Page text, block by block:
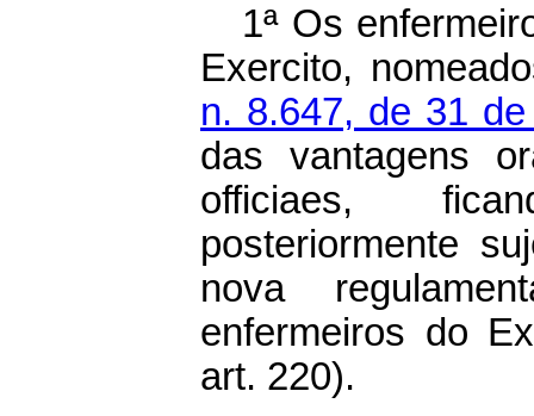
1ª Os
Exercito,
n. 8.647, de 31
das vantagens
officiaes,
posteriormente
nova
enfermeiros do
art. 220).